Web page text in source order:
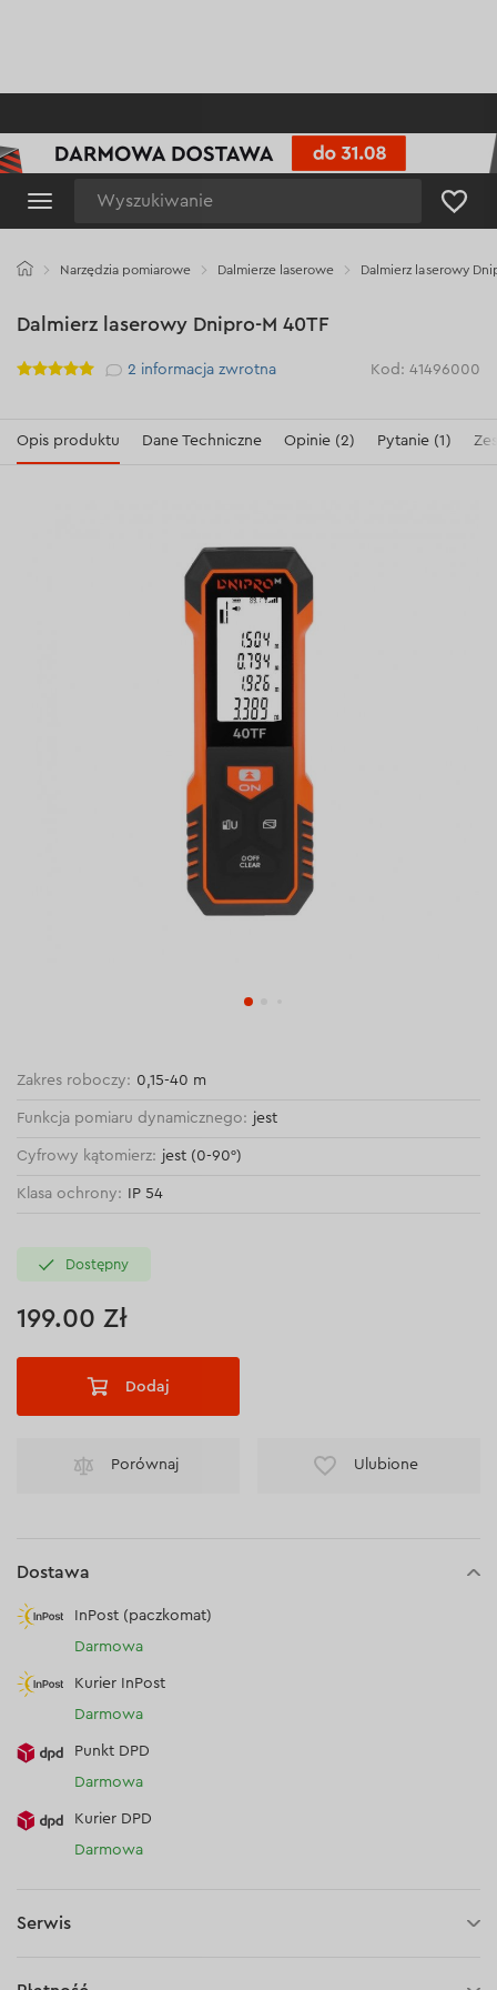
Narzędzia pomiarowe Dalmierze laserowe Dalmierz laserowy
Dalmierz laserowy Dnipro-M 40TF
Рейтинг 2 informacja zwrotna Kod: 41496000
Opis produktu Dane Techniczne Opinie (2) Pytanie (1)
Zakres roboczy: 0,15-40 m
Funkcja pomiaru dynamicznego: jest
Cyfrowy kątomierz: jest (0-90°)
Klasa ochrony: IP 54
Dostępny
199.00 Zł
Dodaj
Porównaj Ulubione
Dostawa
InPost (paczkomat)
Darmowa
Kurier InPost
Darmowa
Punkt DPD
Darmowa
Kurier DPD
Darmowa
Serwis